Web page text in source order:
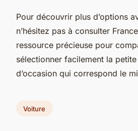
Pour découvrir plus d’options
n’hésitez pas à consulter
ressource précieuse pour
sélectionner facilement la
d’occasion qui correspond le
Voiture